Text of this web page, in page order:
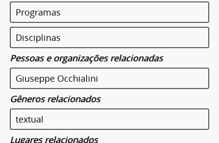
Programas
Disciplinas
Pessoas e organizações relacionadas
Giuseppe Occhialini
Gêneros relacionados
textual
Lugares relacionados